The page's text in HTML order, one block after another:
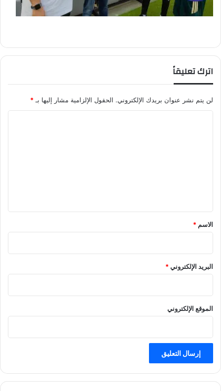
اترك تعليقاً
لن يتم نشر عنوان بريدك الإلكتروني. الحقول الإلزامية مشار إليها بـ *
*
الاسم *
البريد الإلكتروني*
الموقع الإلكتروني